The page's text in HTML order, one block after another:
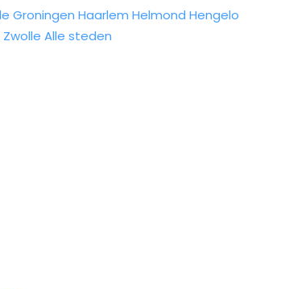
Groningen Haarlem Helmond Hengelo
Zwolle Alle steden